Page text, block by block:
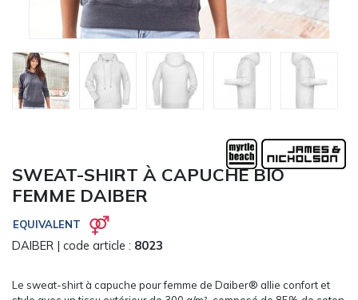
RESPONSABLE
L'ENTREPRISE
SERVICES
FOIRES ET ÉVÉNEMENTS NETWORKING
TECHNIQUES MARQUAGE
BLOG
MESSAGE
SWEAT-SHIRT À CAPUCHE BIO
FEMME DAIBER
EQUIVALENT
DAIBER | code article : 8023
Le sweat-shirt à capuche pour femme de Daiber® allie confort et